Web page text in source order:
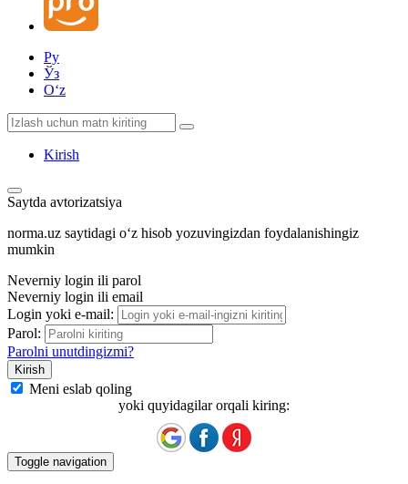
Ру
Ўз
Oʻz
Kirish
Saytda avtorizatsiya
norma.uz saytidagi oʻz hisob yozuvingizdan foydalanishingiz
mumkin
Neverniy login ili parol
Neverniy login ili email
Login yoki e-mail:
Parol:
Parolni unutdingizmi?
Meni eslab qoling
yoki quyidagilar orqali kiring:
Toggle navigation